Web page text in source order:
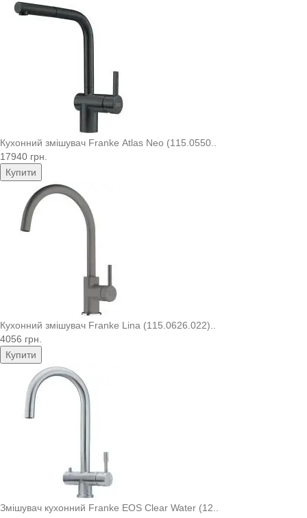
Кухонний змішувач Franke Atlas Neo (115.0550..
17940 грн.
Купити
Кухонний змішувач Franke Lina (115.0626.022)..
4056 грн.
Купити
Змішувач кухонний Franke EOS Clear Water (12..